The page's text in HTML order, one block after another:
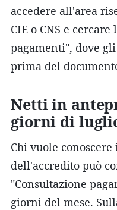
accedere all'area
CIE o CNS e
pagamenti", dove
prima del
Netti in
giorni di
Chi vuole
dell'accredito può
"Consultazione
giorni del mese.